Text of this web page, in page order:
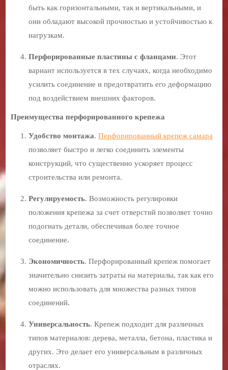
быть как горизонтальными, так и вертикальными, и
они обладают высокой прочностью и устойчивостью к
нагрузкам.
Перфорированные пластины с фланцами. Этот
вариант используется в тех случаях, когда необходимо
усилить соединение и предотвратить его деформацию
под воздействием внешних факторов.
Преимущества перфорированного крепежа
Удобство монтажа.Перфорированный крепеж самара
позволяет быстро и легко соединить элементы
конструкций, что существенно ускоряет процесс
строительства или ремонта.
Регулируемость. Возможность регулировки
положения крепежа за счет отверстий позволяет точно
подогнать детали, обеспечивая более точное
соединение.
Экономичность. Перфорированный крепеж помогает
значительно снизить затраты на материалы, так как его
можно использовать для множества разных типов
соединений.
Универсальность. Крепеж подходит для различных
типов материалов: дерева, металла, бетона, пластика и
других. Это делает его универсальным в различных
отраслях.